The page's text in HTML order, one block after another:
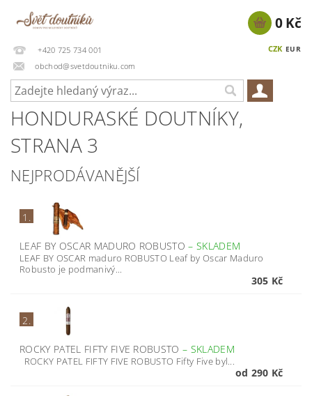
+420 725 734 001
obchod@svetdoutniku.com
CZK EUR
0 Kč
HONDURASKÉ DOUTNÍKY,
STRANA 3
NEJPRODÁVANĚJŠÍ
1.
LEAF BY OSCAR MADURO ROBUSTO–SKLADEM
LEAF BY OSCAR maduro ROBUSTO Leaf by Oscar Maduro
Robusto je podmanivý...
305 Kč
2.
ROCKY PATEL FIFTY FIVE ROBUSTO– SKLADEM
ROCKY PATEL FIFTY FIVE ROBUSTO Fifty Five byl...
od 290 Kč